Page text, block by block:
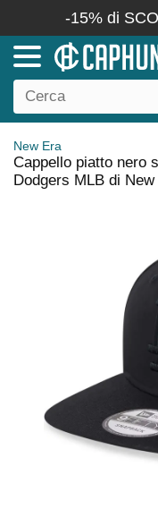
-15% di
New Era
Cappello piatto nero
Dodgers MLB di